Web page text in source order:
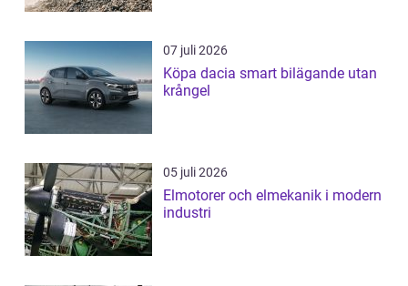
07 juli 2026
Köpa dacia smart bilägande utan
krångel
05 juli 2026
Elmotorer och elmekanik i modern
industri